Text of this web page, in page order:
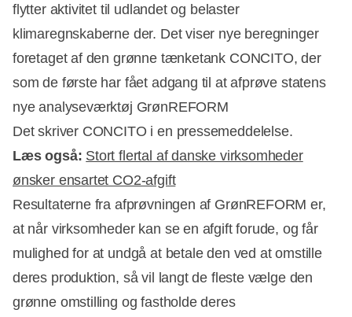
flytter aktivitet til udlandet og belaster
klimaregnskaberne der. Det viser nye beregninger
foretaget af den grønne tænketank CONCITO, der
som de første har fået adgang til at afprøve statens
nye analyseværktøj GrønREFORM
Det skriver CONCITO i en pressemeddelelse.
Læs også: Stort flertal af danske virksomheder
ønsker ensartet CO2-afgift
Resultaterne fra afprøvningen af GrønREFORM er,
at når virksomheder kan se en afgift forude, og får
mulighed for at undgå at betale den ved at omstille
deres produktion, så vil langt de fleste vælge den
grønne omstilling og fastholde deres